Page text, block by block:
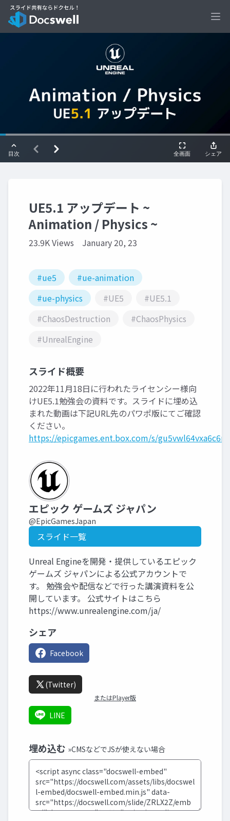
UE5.1 アップデート ~
Animation / Physics ~
23.9K Views January 20, 23
#ue5
#ue-animation
#ue-physics
#UE5
#UE5.1
#ChaosDestruction
#ChaosPhysics
#UnrealEngine
スライド概要
2022年11月18日に行われたライセンシー様向
けUE5.1勉強会の資料です。スライドに埋め込
まれた動画は下記URL先のパワポ版にてご確認
ください。
https://epicgames.ent.box.com/s/
エピック ゲームズ ジャパン
@EpicGamesJapan
スライド一覧
Unreal Engineを開発・提供しているエピック
ゲームズ ジャパンによる公式アカウントで
す。 勉強会や配信などで行った講演資料を公
開しています。 公式サイトはこちら
https://www.unrealengine.com/ja/
シェア
Facebook
(Twitter)
またはPlayer版
LINE
埋め込む »CMSなどでJSが使えない場合